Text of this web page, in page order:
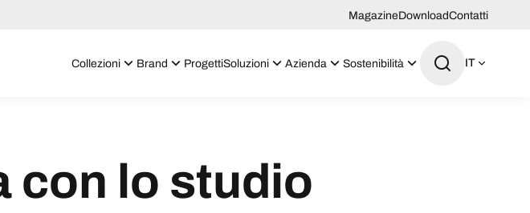
MagazineDownloadContatti
Collezioni Brand ProgettiSoluzioni Azienda Sostenibilità IT
con lo studio